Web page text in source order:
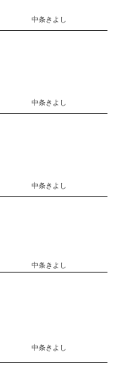
中条きよし
中条きよし
中条きよし
中条きよし
中条きよし